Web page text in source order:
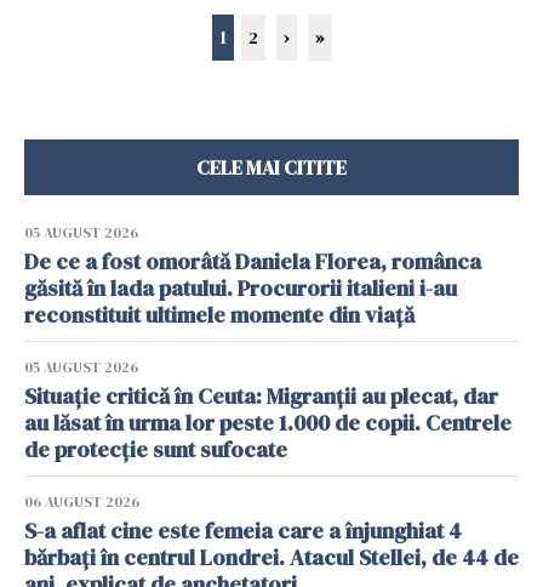
1 2 › »
CELE MAI CITITE
05 AUGUST 2026
De ce a fost omorâtă Daniela Florea, românca
găsită în lada patului. Procurorii italieni i-au
reconstituit ultimele momente din viață
05 AUGUST 2026
Situație critică în Ceuta: Migranții au plecat, dar
au lăsat în urma lor peste 1.000 de copii. Centrele
de protecție sunt sufocate
06 AUGUST 2026
S-a aflat cine este femeia care a înjunghiat 4
bărbați în centrul Londrei. Atacul Stellei, de 44 de